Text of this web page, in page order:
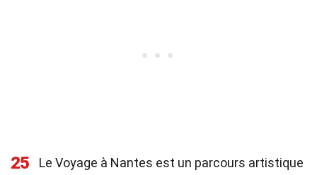
25
Le Voyage à Nantes est un parcours artistique